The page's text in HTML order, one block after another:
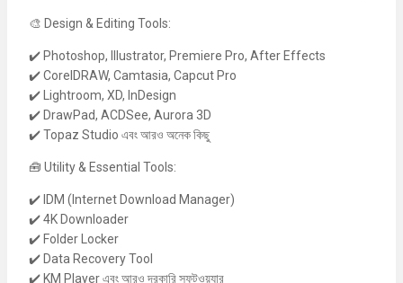
🎨 Design & Editing Tools:
✔️ Photoshop, Illustrator, Premiere Pro, After Effects
✔️ CorelDRAW, Camtasia, Capcut Pro
✔️ Lightroom, XD, InDesign
✔️ DrawPad, ACDSee, Aurora 3D
✔️ Topaz Studio এবং আরও অনেক কিছু
🧰 Utility & Essential Tools:
✔️ IDM (Internet Download Manager)
✔️ 4K Downloader
✔️ Folder Locker
✔️ Data Recovery Tool
✔️ KM Player এবং আরও দরকারি সফটওয়্যার